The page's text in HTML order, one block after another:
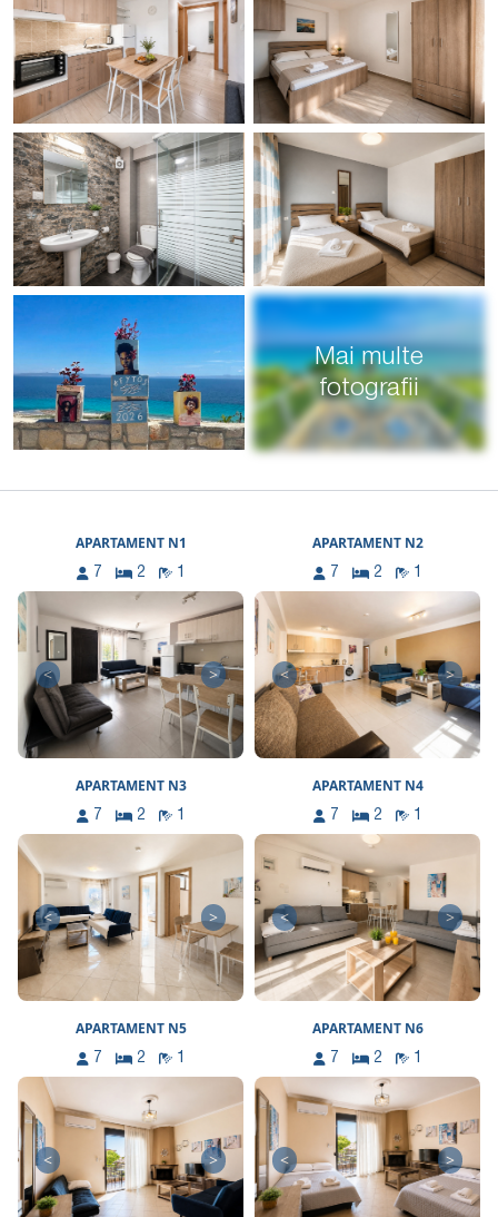
Mai multe
fotografii
APARTAMENT N1
7 2 1
< >
APARTAMENT N2
7 2 1
< >
APARTAMENT N3
7 2 1
< >
APARTAMENT N4
7 2 1
< >
APARTAMENT N5
7 2 1
< >
APARTAMENT N6
7 2 1
< >